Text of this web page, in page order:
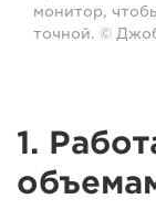
монитор,
точной. ©
1.